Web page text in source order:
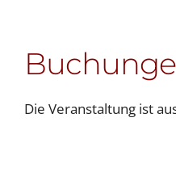
Die Veranstaltung ist